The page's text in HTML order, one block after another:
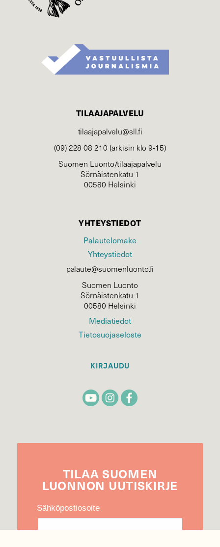
TILAAJAPALVELU
tilaajapalvelu@sll.fi
(09) 228 08 210 (arkisin klo 9-15)
Suomen Luonto/tilaajapalvelu
Sörnäistenkatu 1
00580 Helsinki
YHTEYSTIEDOT
Palautelomake
Yhteystiedot
palaute@suomenluonto.fi
Suomen Luonto
Sörnäistenkatu 1
00580 Helsinki
Mediatiedot
Tietosuojaseloste
KIRJAUDU
TILAA SUOMEN
LUONNON UUTIS­KIRJE
Sähköpostiosoite